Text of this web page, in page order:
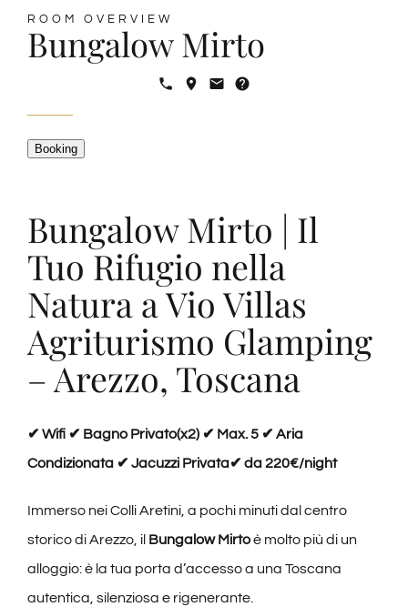
Wine Tasting
Contatti
Amazon
ROOM OVERVIEW
Bungalow Mirto
Booking
Bungalow Mirto | Il
Tuo Rifugio nella
Natura a Vio Villas
Agriturismo Glamping
– Arezzo, Toscana
✔ Wifi ✔ Bagno Privato(x2) ✔ Max. 5 ✔ Aria
Condizionata ✔ Jacuzzi Privata✔ da 220€/night
Immerso nei Colli Aretini, a pochi minuti dal centro
storico di Arezzo, il Bungalow Mirtoè molto più di un
alloggio: è la tua porta d’accesso a una Toscana
autentica, silenziosa e rigenerante.